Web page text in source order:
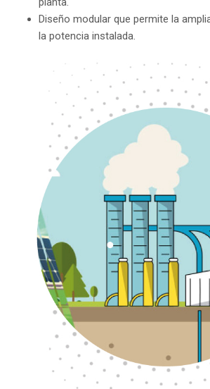
Diseño modular que permite la
la potencia instalada.